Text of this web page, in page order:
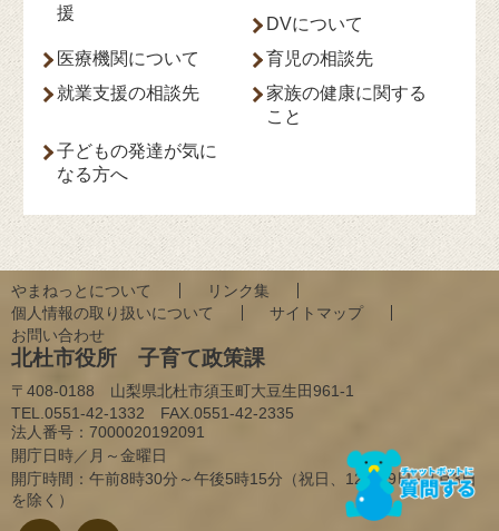
援
DVについて
医療機関について
育児の相談先
就業支援の相談先
家族の健康に関する
こと
子どもの発達が気に
なる方へ
やまねっとについて
リンク集
個人情報の取り扱いについて
サイトマップ
お問い合わせ
北杜市役所 子育て政策課
〒408-0188 山梨県北杜市須玉町大豆生田961-1
TEL.0551-42-1332 FAX.0551-42-2335
法人番号： 7000020192091
開庁日時／月～金曜日
開庁時間：午前8時30分～午後5時15分（祝日、12月29日～1月3日
を除く）